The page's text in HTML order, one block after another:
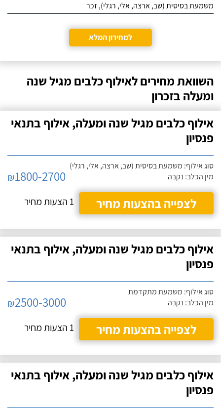
משמעת בסיסית (שב, ארצה, אלי, רגלי), זכר
למחירון המלא
השוואת מחירים לאילוף כלבים מגיל שנה
ומעלה בזכרון
אילוף כלבים מגיל שנה ומעלה, אילוף בתנאי
פנסיון
סוג אילוף: משמעת בסיסית (שב, ארצה, אלי, רגלי)
מין הכלב: נקבה
₪1800-2700
לצפייה בהצעות מחיר
1 הצעות מחיר
אילוף כלבים מגיל שנה ומעלה, אילוף בתנאי
פנסיון
סוג אילוף: משמעת מתקדמת
מין הכלב: נקבה
₪2500-3000
לצפייה בהצעות מחיר
1 הצעות מחיר
אילוף כלבים מגיל שנה ומעלה, אילוף בתנאי
פנסיון